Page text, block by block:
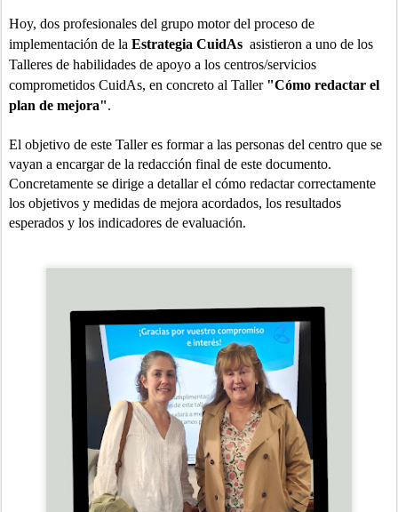
Hoy, dos profesionales del grupo motor del proceso de
implementación de la Estrategia CuidAs asistieron a uno de los
Talleres de habilidades de apoyo a los centros/servicios
comprometidos CuidAs, en concreto al Taller "Cómo redactar el
plan de mejora".
El objetivo de este Taller es formar a las personas del centro que se
vayan a encargar de la redacción final de este documento.
Concretamente se dirige a detallar el cómo redactar correctamente
los objetivos y medidas de mejora acordados, los resultados
esperados y los indicadores de evaluación.